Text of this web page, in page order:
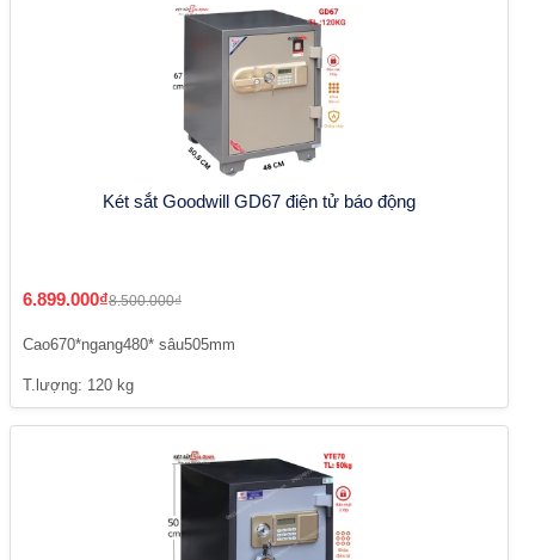
Két sắt Goodwill GD67 điện tử báo động
6.899.000₫8.500.000₫
Cao670*ngang480* sâu505mm
T.lượng: 120 kg